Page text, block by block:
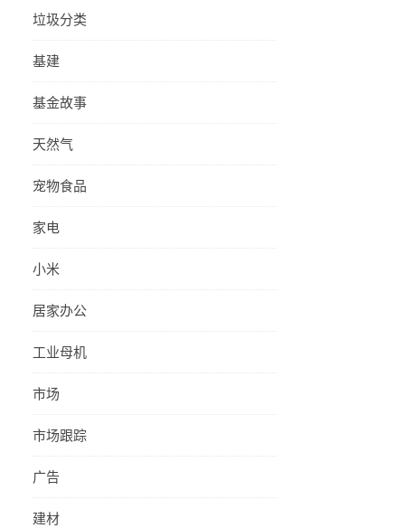
垃圾分类
基建
基金故事
天然气
宠物食品
家电
小米
居家办公
工业母机
市场
市场跟踪
广告
建材